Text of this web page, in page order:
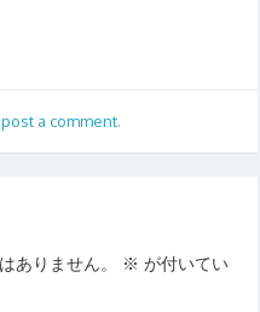
post a comment.
ありません。 ※ が付いてい